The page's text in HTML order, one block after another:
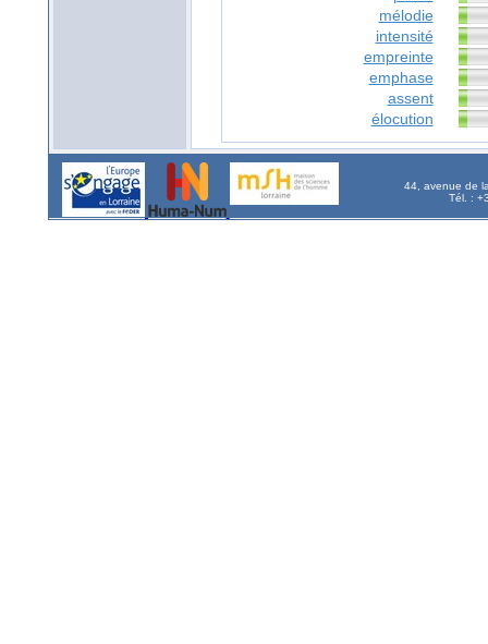
mélodie
intensité
empreinte
emphase
assent
élocution
44, avenue de
Tél. :